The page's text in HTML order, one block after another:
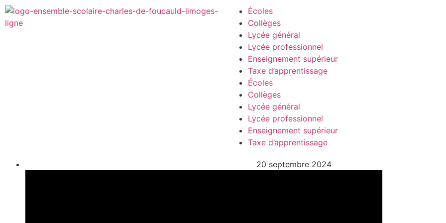
Écoles
Collèges
Lycée général
Lycée professionnel
Enseignement supérieur
Taxe d’apprentissage
Écoles
Collèges
Lycée général
Lycée professionnel
Enseignement supérieur
Taxe d’apprentissage
20 septembre 2024